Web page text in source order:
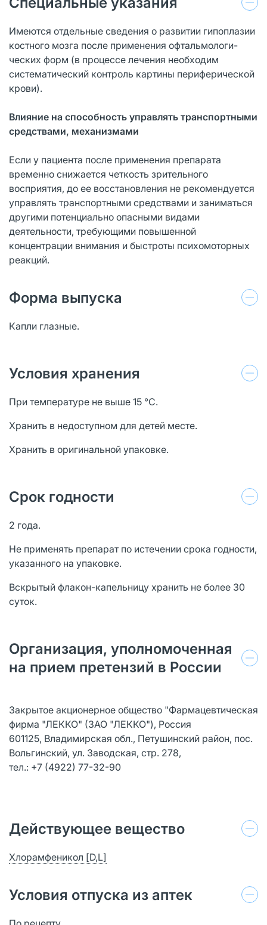
Имеются отдельные сведения о развитии гипоплазии
костного мозга после применения офтальмологи-
ческих форм (в процессе лечения необходим
систематический контроль картины периферической
крови).
Влияние на способность управлять транспортными
средствами, механизмами
Если у пациента после применения препарата
временно снижается четкость зрительного
восприятия, до ее восстановления не рекомендуется
управлять транспортными средствами и заниматься
другими потенциально опасными видами
деятельности, требующими повышенной
концентрации внимания и быстроты психомоторных
реакций.
Форма выпуска
Капли глазные.
Условия хранения
При температуре не выше 15 °С.
Хранить в недоступном для детей месте.
Хранить в оригинальной упаковке.
Срок годности
2 года.
Не применять препарат по истечении срока годности,
указанного на упаковке.
Вскрытый флакон-капельницу хранить не более 30
суток.
Организация, уполномоченная
на прием претензий в России
Закрытое акционерное общество "Фармацевтическая
фирма "ЛЕККО" (ЗАО "ЛЕККО"), Россия
601125, Владимирская обл., Петушинский район, пос.
Вольгинский, ул. Заводская, стр. 278,
тел.: +7 (4922) 77-32-90
Действующее вещество
Хлорамфеникол [D,L]
Условия отпуска из аптек